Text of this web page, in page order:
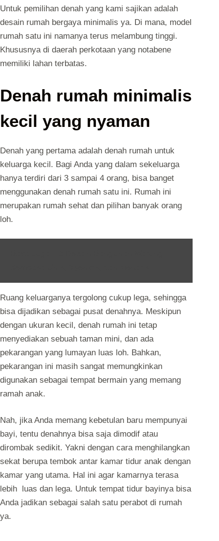
Untuk pemilihan denah yang kami sajikan adalah
desain rumah bergaya minimalis ya. Di mana, model
rumah satu ini namanya terus melambung tinggi.
Khususnya di daerah perkotaan yang notabene
memiliki lahan terbatas.
Denah rumah minimalis
kecil yang nyaman
Denah yang pertama adalah denah rumah untuk
keluarga kecil. Bagi Anda yang dalam sekeluarga
hanya terdiri dari 3 sampai 4 orang, bisa banget
menggunakan denah rumah satu ini. Rumah ini
merupakan rumah sehat dan pilihan banyak orang
loh.
Ruang keluarganya tergolong cukup lega, sehingga
bisa dijadikan sebagai pusat denahnya. Meskipun
dengan ukuran kecil, denah rumah ini tetap
menyediakan sebuah taman mini, dan ada
pekarangan yang lumayan luas loh. Bahkan,
pekarangan ini masih sangat memungkinkan
digunakan sebagai tempat bermain yang memang
ramah anak.
Nah, jika Anda memang kebetulan baru mempunyai
bayi, tentu denahnya bisa saja dimodif atau
dirombak sedikit. Yakni dengan cara menghilangkan
sekat berupa tembok antar kamar tidur anak dengan
kamar yang utama. Hal ini agar kamarnya terasa
lebih luas dan lega. Untuk tempat tidur bayinya bisa
Anda jadikan sebagai salah satu perabot di rumah
ya.